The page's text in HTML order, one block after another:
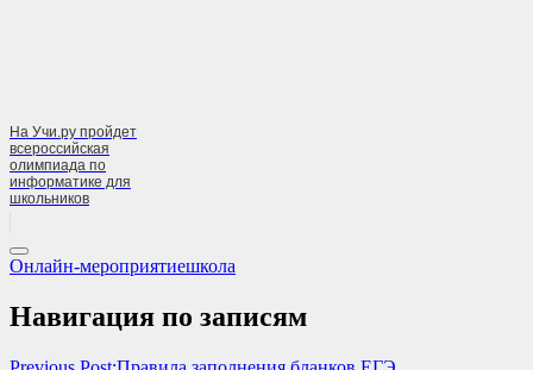
На Учи.ру пройдет
всероссийская
олимпиада по
информатике для
школьников
Онлайн-мероприятиешкола
Навигация по записям